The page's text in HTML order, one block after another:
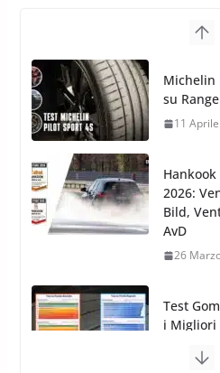
Azoto
26
Hankook
2026:
Bild,
Test
i Migliori
sportivi
Pirelli